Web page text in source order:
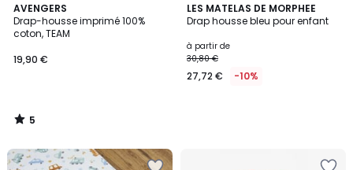
AVENGERS
Drap-housse imprimé 100%
coton, TEAM
19,90 €
5
/
5
5
/
LES MATELAS DE MORPHEE
Drap housse bleu pour enfant
à partir de
30,80 €
27,72 € -10%